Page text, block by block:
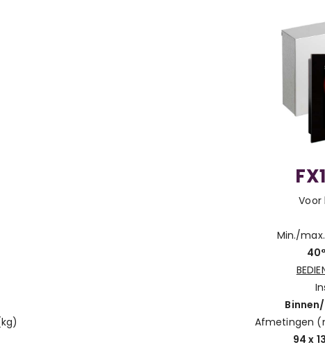
Min./
Afmetingen
94 x